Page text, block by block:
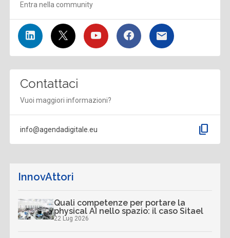
Entra nella community
Contattaci
Vuoi maggiori informazioni?
info@agendadigitale.eu content_copy
InnovAttori
Quali competenze per portare la
physical AI nello spazio: il caso Sitael
22 Lug 2026